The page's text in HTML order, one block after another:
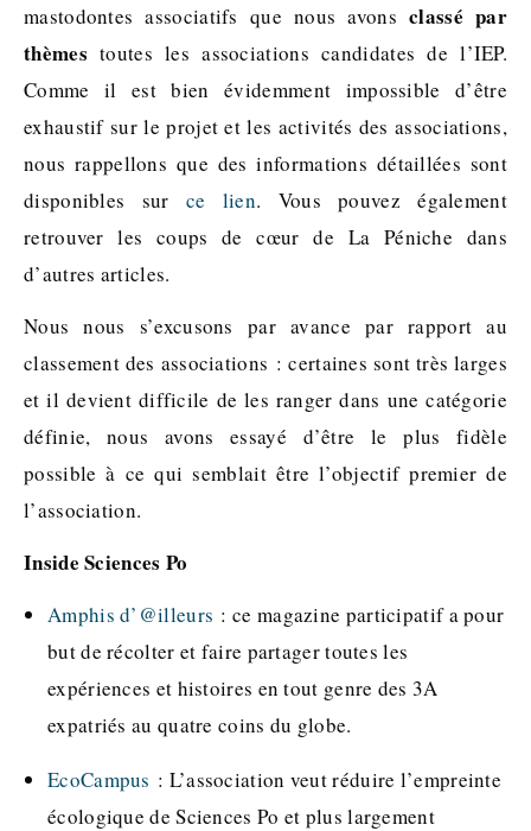
mastodontes associatifs que nous avonsclassé par
thèmes toutes les associations candidates de l’IEP.
Comme il est bien évidemment impossible d’être
exhaustif sur le projet et les activités des associations,
nous rappellons que des informations détaillées sont
disponibles sur ce lien. Vous pouvez également
retrouver les coups de cœur de La Péniche dans
d’autres articles.
Nous nous s’excusons par avance par rapport au
classement des associations : certaines sont très larges
et il devient difficile de les ranger dans une catégorie
définie, nous avons essayé d’être le plus fidèle
possible à ce qui semblait être l’objectif premier de
l’association.
Inside Sciences Po
Amphis d’@illeurs : ce magazine participatif a pour
but de récolter et faire partager toutes les
expériences et histoires en tout genre des 3A
expatriés au quatre coins du globe.
EcoCampus : L’association veut réduire l’empreinte
écologique de Sciences Po et plus largement